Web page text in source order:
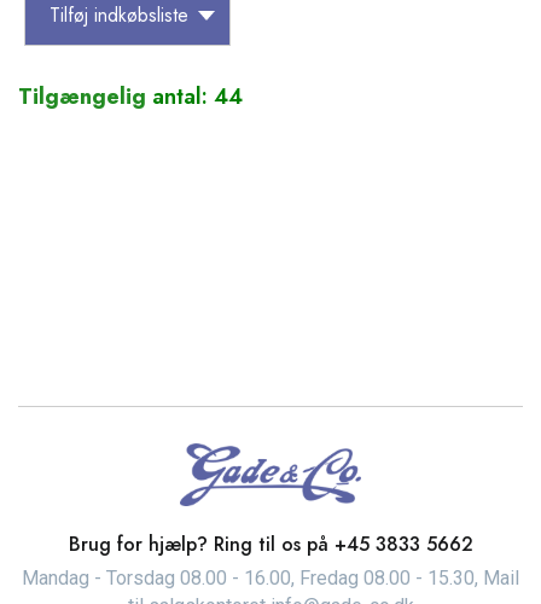
Tilføj indkøbsliste
Tilgængelig antal: 44
Brug for hjælp? Ring til os på +45 3833 5662
Mandag - Torsdag 08.00 - 16.00, Fredag 08.00 - 15.30, Mail